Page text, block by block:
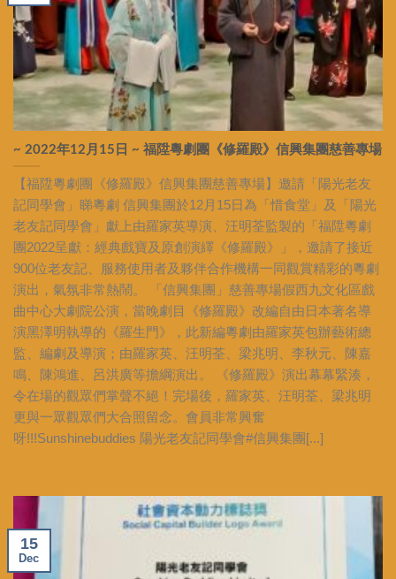
~ 2022年12月15日 ~ 福陞粵劇團《修羅殿》信興集團慈善專場
【福陞粵劇團《修羅殿》信興集團慈善專場】邀請「陽光老友
記同學會」睇粵劇 信興集團於12月15日為「惜食堂」及「陽光
老友記同學會」獻上由羅家英導演、汪明荃監製的「福陞粵劇
團2022呈獻：經典戲寶及原創演繹《修羅殿》」，邀請了接近
900位老友記、服務使用者及夥伴合作機構一同觀賞精彩的粵劇
演出，氣氛非常熱鬧。 「信興集團」慈善專場假西九文化區戲
曲中心大劇院公演，當晚劇目《修羅殿》改編自由日本著名導
演黑澤明執導的《羅生門》，此新編粵劇由羅家英包辦藝術總
監、編劇及導演；由羅家英、汪明荃、梁兆明、李秋元、陳嘉
鳴、陳鴻進、呂洪廣等擔綱演出。 《修羅殿》演出幕幕緊湊，
令在場的觀眾們掌聲不絕！完場後，羅家英、汪明荃、梁兆明
更與一眾觀眾們大合照留念。會員非常興奮
呀!!!Sunshinebuddies 陽光老友記同學會#信興集團[...]
15
Dec